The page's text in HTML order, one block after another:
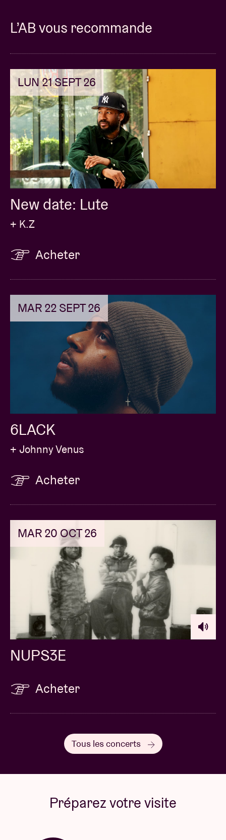
L’AB vous recommande
LUN 21 SEPT 26
New date: Lute
+ K.Z
Acheter
MAR 22 SEPT 26
6LACK
+ Johnny Venus
Acheter
MAR 20 OCT 26
NUPS3E
Acheter
Tous les concerts
Préparez votre visite